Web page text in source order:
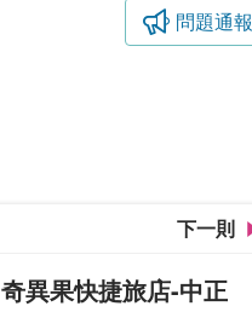
問題通報
下一則
奇異果快捷旅店-中正